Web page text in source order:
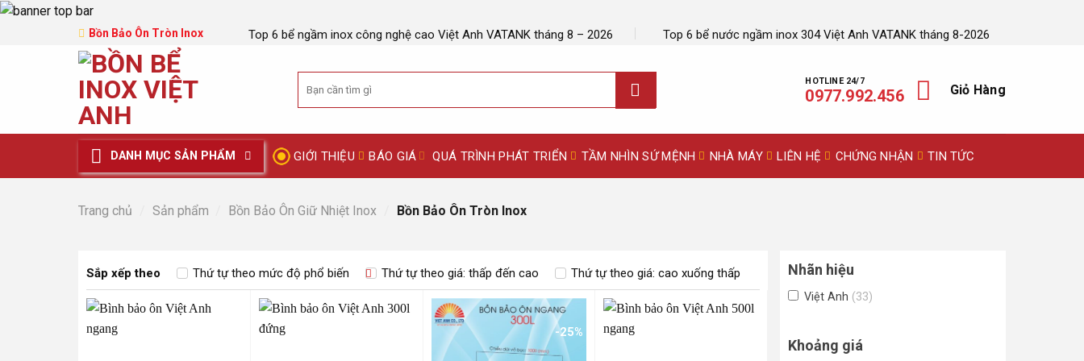
Bồn Bảo Ôn Tròn Inox Top 6 bể ngầm inox công nghệ cao Việt Anh VATANK tháng 8 – 2026 Top 6 bể nước ngầm inox 304 Việt Anh VATANK tháng 8-2026
kiếm:
HOTLINE 24/7
0977.992.456 Giỏ Hàng
DANH MỤC SẢN PHẨM GIỚI THIỆU BÁO GIÁ QUÁ TRÌNH PHÁT TRIỂN TẦM NHÌN SỨ MỆNH NHÀ MÁY LIÊN HỆ CHỨNG NHẬN TIN TỨC
Trang chủ Sản phẩm Bồn Bảo Ôn Giữ Nhiệt Inox Bồn Bảo Ôn Tròn Inox
Sắp xếp theo Thứ tự theo mức độ phổ biến Thứ tự theo giá: thấp đến cao Thứ tự theo giá: cao xuống thấp
-25%
Nhãn hiệu
Việt Anh (33)
Khoảng giá